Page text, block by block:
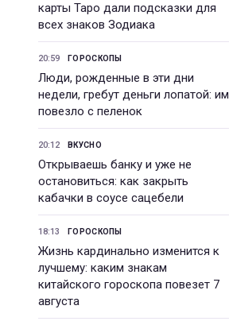
карты Таро дали подсказки для
всех знаков Зодиака
20:59 ГОРОСКОПЫ
Люди, рожденные в эти дни
недели, гребут деньги лопатой: им
повезло с пеленок
20:12 ВКУСНО
Открываешь банку и уже не
остановиться: как закрыть
кабачки в соусе сацебели
18:13 ГОРОСКОПЫ
Жизнь кардинально изменится к
лучшему: каким знакам
китайского гороскопа повезет 7
августа